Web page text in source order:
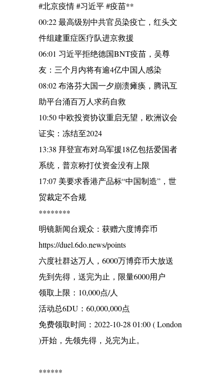
#北京疫情 #习近平 #疫苗**
00:22 最高级别中共官员染疫亡，红头文
件组建重症医疗队进京救援
06:01 习近平拒绝德国BNT疫苗，吴尊
友：三个月内将有逾4亿中国人感染
08:02 布洛芬大国一夕崩溃瘫痪，腾讯互
助平台涌百万人求药自救
10:50 中欧投资协议重启无望，欧洲议会
证实：冻结至2024
13:38 拜登宣布对乌军援18亿包括爱国者
系统，普京称打仗资金没有上限
17:07 美要求香港产品标“中国制造”，世
贸裁定不合规
********
明镜新闻台观众：获赠六度博弈币
https://duel.6do.news/points
六度社群达万人，6000万博弈币大放送
先到先得，送完为止，限量6000用户
领取上限：10,000点/人
活动总6DU：60,000,000点
免费领取时间：2022-10-28 01:00 ( London
)开始，先领先得，兑完为止。
******